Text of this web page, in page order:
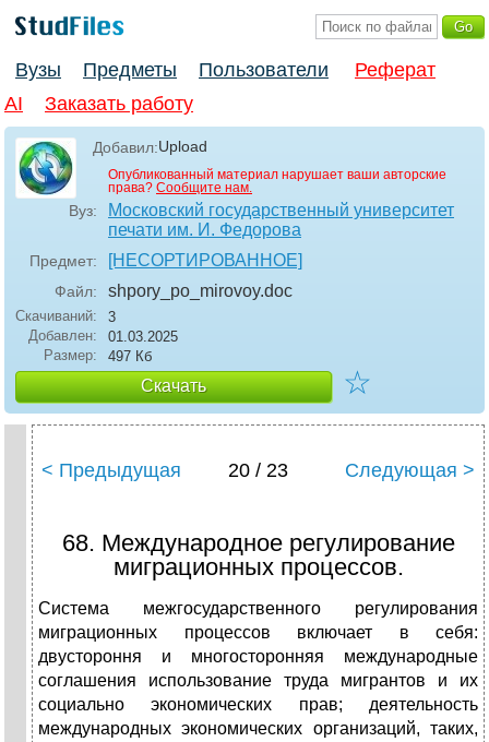
Вузы Предметы Пользователи
Реферат
AI
Заказать работу
Добавил:Upload
Опубликованный материал нарушает ваши авторские
права? Сообщите нам.
Вуз:
Московский государственный университет
печати им. И. Федорова
Предмет: [НЕСОРТИРОВАННОЕ]
Файл: shpory_po_mirovoy.doc
Скачиваний:
3
Добавлен:
01.03.2025
Размер:
497 Кб
Скачать ☆
< Предыдущая 20 / 23 Следующая >
68. Международное регулирование
миграционных процессов.
Система межгосударственного регулирования
миграционных процессов включает в себя:
двустороння и многосторонняя международные
соглашения использование труда мигрантов и их
социально экономических прав; деятельность
международных экономических организаций, таких,